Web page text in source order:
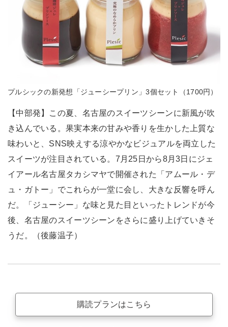
プルシックの新発想「ジューシープリン」3個セット（1700円）
【中部発】この夏、名古屋のスイーツシーンに新風が吹
き込んでいる。果実本来の甘みや香りを生かした上質な
味わいと、SNS映えする涼やかなビジュアルを両立した
スイーツが注目されている。7月25日から8月3日にジェ
イアール名古屋タカシマヤで開催された「アムール・デ
ュ・ガトー」でこれらが一堂に会し、大きな反響を呼ん
だ。「ジューシー」な味と見た目といったトレンドが今
後、名古屋のスイーツシーンをさらに盛り上げていきそ
うだ。（後藤温子）
購読プランはこちら